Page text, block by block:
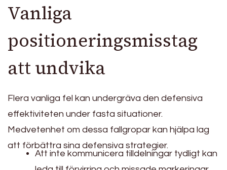
Vanliga
positioneringsmisstag
att undvika
Flera vanliga fel kan undergräva den defensiva
effektiviteten under fasta situationer.
Medvetenhet om dessa fallgropar kan hjälpa lag
att förbättra sina defensiva strategier.
Att inte kommunicera tilldelningar tydligt kan